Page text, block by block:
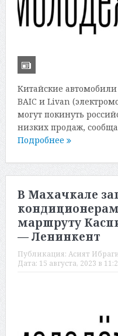
Китайские
BAIC и Livan
могут покинуть
низких продаж,
Подробнее
В Махачкале
маршруту
— Ленинкент
Публикация: Асият
Дата: 15 августа, 2023 в